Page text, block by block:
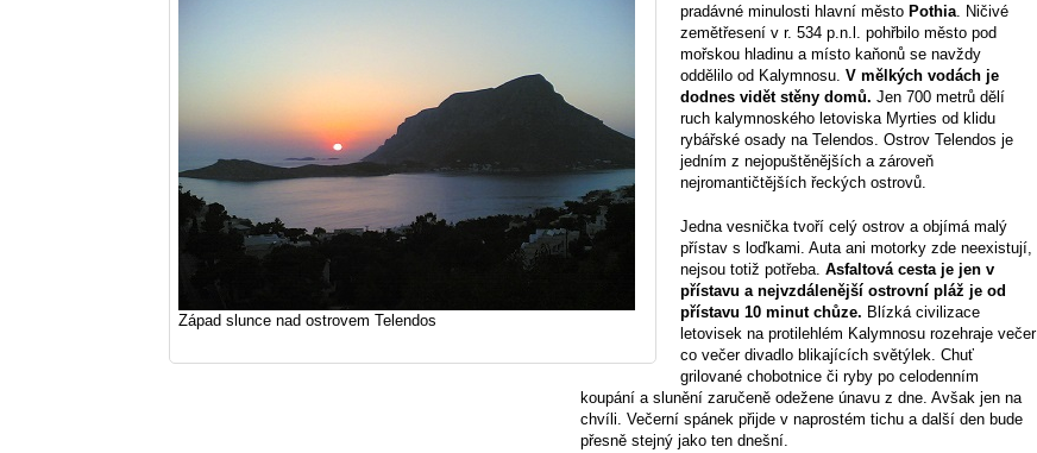
Západ slunce nad ostrovem Telendos
pradávné minulosti hlavní město Pothia . Ničivé
zemětřesení v r. 534 p.n.l. pohřbilo město pod
mořskou hladinu a místo kaňonů se navždy
oddělilo od Kalymnosu. V mělkých vodách je
dodnes vidět stěny domů. Jen 700 metrů dělí
ruch kalymnoského letoviska Myrties od klidu
rybářské osady na Telendos. Ostrov Telendos je
jedním z nejopuštěnějších a zároveň
nejromantičtějších řeckých ostrovů.
Jedna vesnička tvoří celý ostrov a objímá malý
přístav s loďkami. Auta ani motorky zde neexistují,
nejsou totiž potřeba. Asfaltová cesta je jen v
přístavu a nejvzdálenější ostrovní pláž je od
přístavu 10 minut chůze. Blízká civilizace
letovisek na protilehlém Kalymnosu rozehraje večer
co večer divadlo blikajících světýlek. Chuť
grilované chobotnice či ryby po celodenním
koupání a slunění zaručeně odežene únavu z dne. Avšak jen na
chvíli. Večerní spánek přijde v naprostém tichu a další den bude
přesně stejný jako ten dnešní.